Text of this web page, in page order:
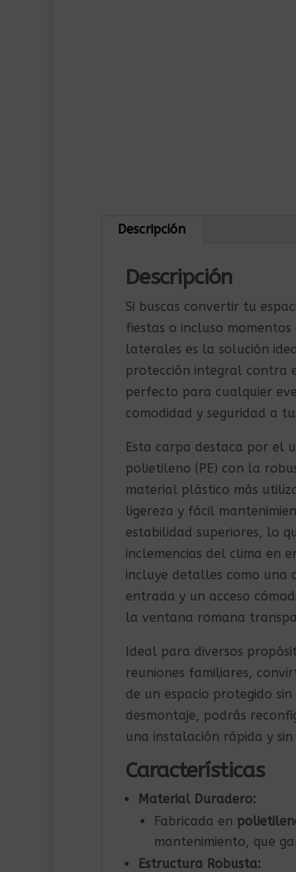
Descripción
Descripción
Si buscas convertir tu
fiestas o incluso
laterales es la solución
protección integral contra
perfecto para cualquier
comodidad y seguridad a
Esta carpa destaca por el
polietileno (PE) con la
material plástico más
ligereza y fácil
estabilidad superiores, lo
inclemencias del clima en
incluye detalles como una
entrada y un acceso
la ventana romana
Ideal para diversos
reuniones familiares,
de un espacio protegido
desmontaje, podrás
una instalación rápida y sin
Características
Material Duradero:
Fabricada en
mantenimiento, que
Estructura Robusta: